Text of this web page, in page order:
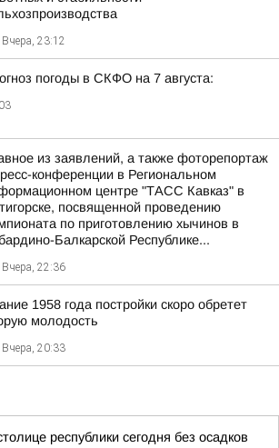
Вчера, 23:12
погоды в СКФО на 7 августа:
из заявлений, а также фоторепортаж
конференции в Региональном
центре "ТАСС Кавказ" в
посвященной проведению
по приготовлению хычинов в
Балкарской Республике...
Вчера, 22:36
1958 года постройки скоро обретет
молодость
Вчера, 20:33
республики сегодня без осадков